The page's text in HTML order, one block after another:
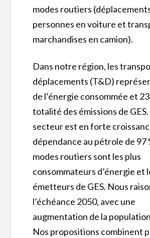
modes routiers
personnes en voiture et
marchandises en camion).
Dans notre région, les
déplacements (T&D)
de l’énergie consommée et 23
totalité des émissions de GES.
secteur est en forte
dépendance au pétrole de 97
modes routiers sont les plus
consommateurs d’énergie et
émetteurs de GES. Nous
l’échéance 2050, avec une
augmentation de la
Nos propositions combinent